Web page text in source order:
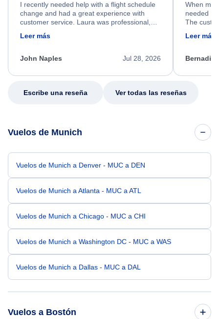
I recently needed help with a flight schedule
change and had a great experience with
customer service. Laura was professional,
friendly, and very helpful throughout the
process. She quickly found a solution and
appreciate her excellent service.
Leer más
Jul 28, 2026
John Naples
When my
needed
The
calm,
my issue.
Leer más
Escribe una reseña Ver todas las reseñas
Vuelos de Munich
Vuelos de Munich a Denver - MUC a DEN
Vuelos de Munich a Atlanta - MUC a ATL
Vuelos de Munich a Chicago - MUC a CHI
Vuelos de Munich a Washington DC - MUC a WAS
Vuelos de Munich a Dallas - MUC a DAL
Vuelos a Bostón